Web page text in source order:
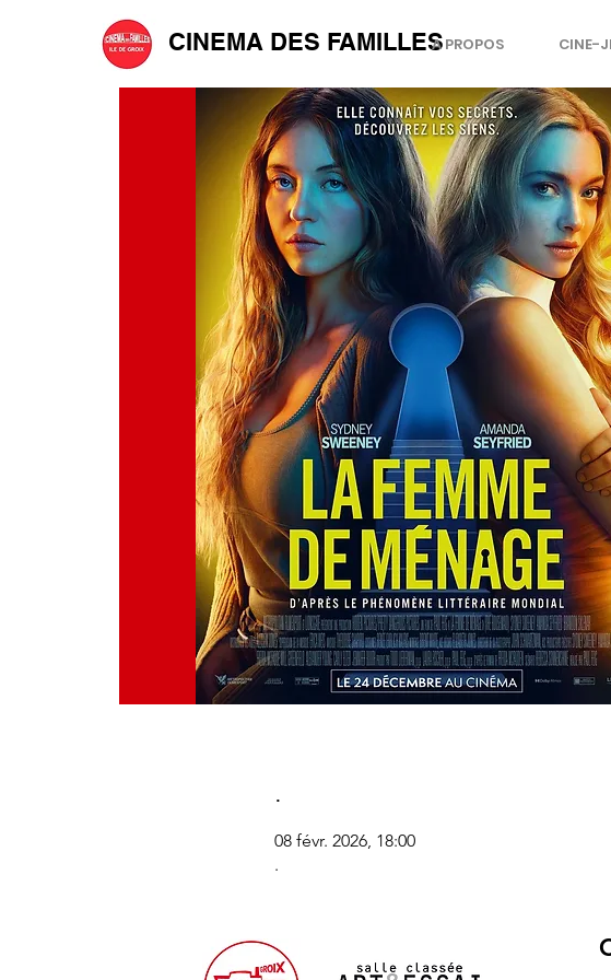
CINEMA DES FAMILLESA PROPOS CINE-
.
08 févr. 2026, 18:00
.